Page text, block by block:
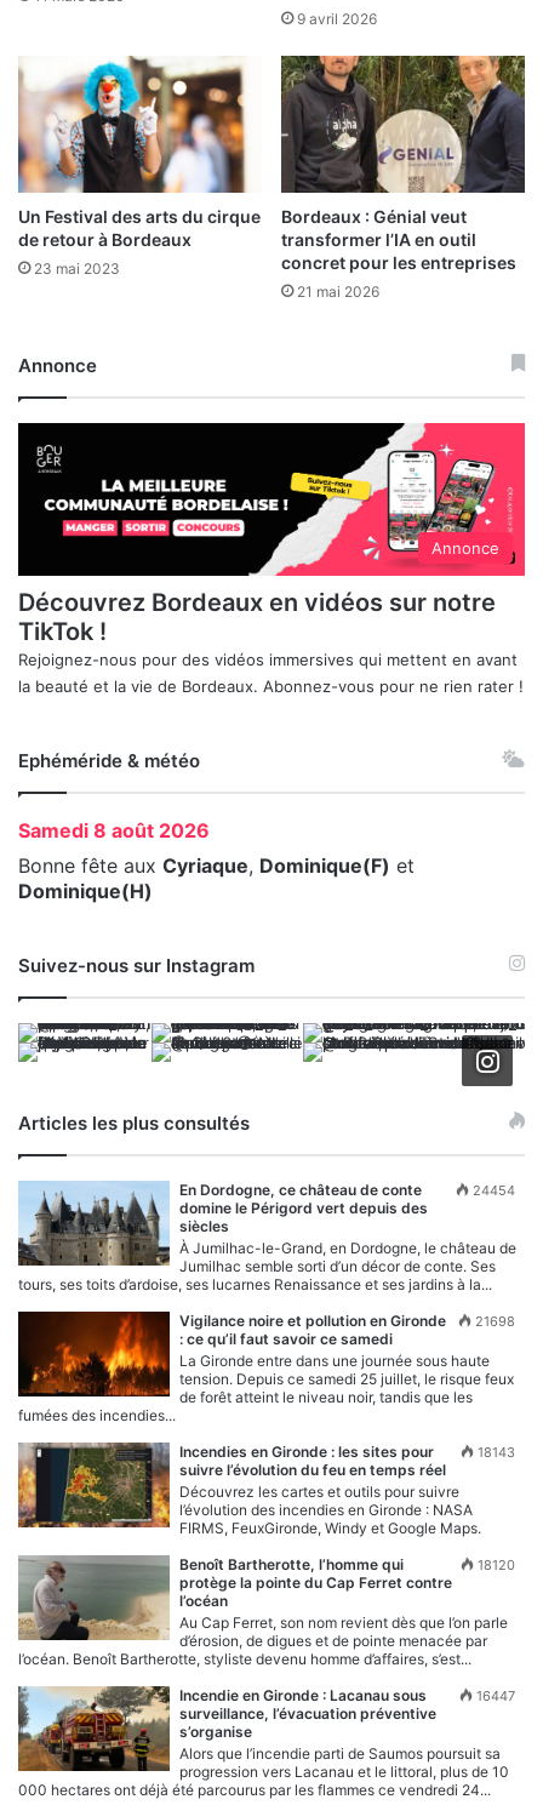
9 avril 2026
Un Festival des arts du cirque
de retour à Bordeaux
23 mai 2023
Bordeaux : Génial veut
transformer l’IA en outil
concret pour les entreprises
21 mai 2026
Annonce
Annonce
Découvrez Bordeaux en vidéos sur notre
TikTok !
Rejoignez-nous pour des vidéos immersives qui mettent en avant
la beauté et la vie de Bordeaux. Abonnez-vous pour ne rien rater !
Ephéméride & météo
Samedi 8 août 2026
Bonne fête aux Cyriaque, Dominique(F) et
Dominique(H)
Suivez-nous sur Instagram
Articles les plus consultés
24454
En Dordogne, ce château de conte
domine le Périgord vert depuis des
siècles
À Jumilhac-le-Grand, en Dordogne, le château de
Jumilhac semble sorti d’un décor de conte. Ses
tours, ses toits d’ardoise, ses lucarnes Renaissance et ses jardins à la...
21698
Vigilance noire et pollution en Gironde
: ce qu’il faut savoir ce samedi
La Gironde entre dans une journée sous haute
tension. Depuis ce samedi 25 juillet, le risque feux
de forêt atteint le niveau noir, tandis que les
fumées des incendies...
18143
Incendies en Gironde : les sites pour
suivre l’évolution du feu en temps réel
Découvrez les cartes et outils pour suivre
l’évolution des incendies en Gironde : NASA
FIRMS, FeuxGironde, Windy et Google Maps.
18120
Benoît Bartherotte, l’homme qui
protège la pointe du Cap Ferret contre
l’océan
Au Cap Ferret, son nom revient dès que l’on parle
d’érosion, de digues et de pointe menacée par
l’océan. Benoît Bartherotte, styliste devenu homme d’affaires, s’est...
16447
Incendie en Gironde : Lacanau sous
surveillance, l’évacuation préventive
s’organise
Alors que l’incendie parti de Saumos poursuit sa
progression vers Lacanau et le littoral, plus de 10
000 hectares ont déjà été parcourus par les flammes ce vendredi 24...